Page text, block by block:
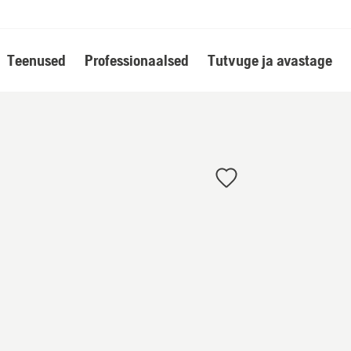
Teenused Professionaalsed Tutvuge ja avastage